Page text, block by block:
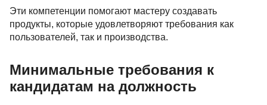
Эти компетенции помогают мастеру создавать
продукты, которые удовлетворяют требования как
пользователей, так и производства.
Минимальные требования к
кандидатам на должность